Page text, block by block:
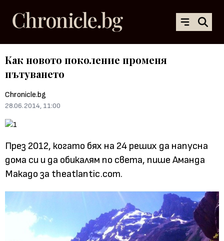
Как новото поколение променя
пътуването
Chronicle.bg
28.06.2014, 11:00
През 2012, когато бях на 24 реших да напусна
дома си и да обикалям по света, пише Аманда
Макадо за theatlantic.com.